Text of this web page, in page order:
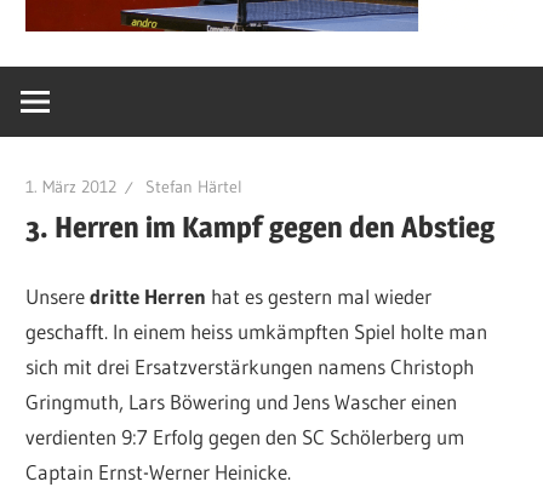
1. März 2012 Stefan Härtel
3. Herren im Kampf gegen den Abstieg
Unseredritte Herren hat es gestern mal wieder
geschafft. In einem heiss umkämpften Spiel holte man
sich mit drei Ersatzverstärkungen namens Christoph
Gringmuth, Lars Böwering und Jens Wascher einen
verdienten 9:7 Erfolg gegen den SC Schölerberg um
Captain Ernst-Werner Heinicke.